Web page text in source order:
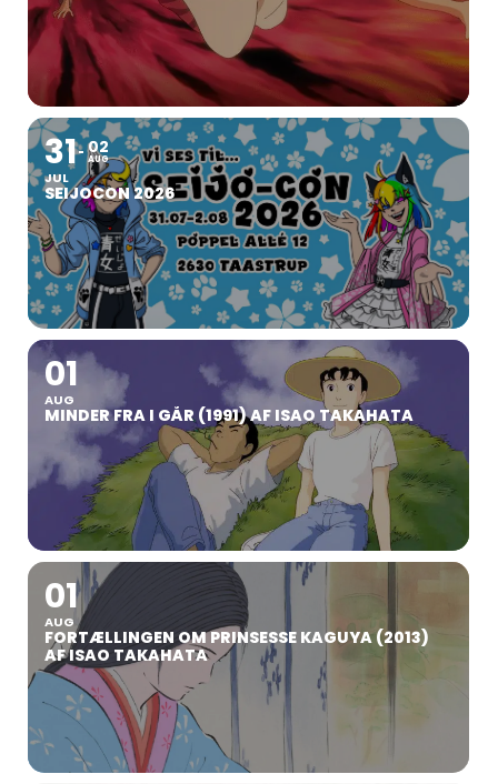
31
JUL
02
AUG
SEIJOCON 2026
01
AUG
MINDER FRA I GÅR (1991) AF ISAO TAKAHATA
01
AUG
FORTÆLLINGEN OM PRINSESSE KAGUYA (2013)
AF ISAO TAKAHATA